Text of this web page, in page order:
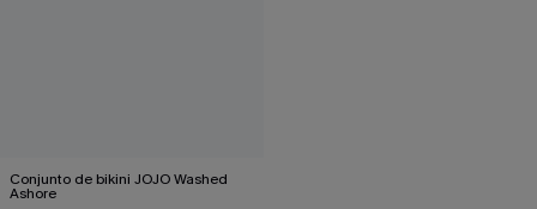
Conjunto de bikini JOJO Washed
Ashore